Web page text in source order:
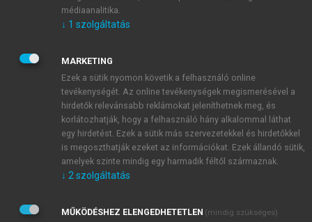
JELSZÓ
JELSZÓ ÚJRA
Kérek értesítést a MeRSZ újdonságairól, akcióiról.
Kérek értesítést az Akadémiai Kiadó Zrt. újdonságairól,
Adatkezelési tájékoztatóbanfoglaltakat tudomásul
médiaanalitika.
↓ 1 szolgáltatás
MARKETING
Ezek a sütik nyomon követik a felhasználó online
tevékenységét. Az online tevékenységek megismerésével a
hirdetők relevánsabb reklámokat jeleníthetnek meg, és
korlátozhatják, hogy a felhasználó hány alkalommal láthat
egy hirdetést. Ezek a sütik más szervezetekkel és hirdetőkkel
is megoszthatják ezeket az információkat. Ezek állandó sütik,
amelyek szinte mindig egy harmadik féltől származnak.
↓ 2 szolgáltatás
MŰKÖDÉSHEZ ELENGEDHETETLEN (mindig szükséges)